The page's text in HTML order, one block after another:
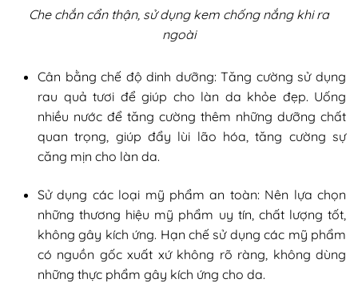
Che chắn cẩn thận, sử dụng kem chống nắng khi ra
ngoài
Cân bằng chế độ dinh dưỡng: Tăng cường sử dụng
rau quả tươi để giúp cho làn da khỏe đẹp. Uống
nhiều nước để tăng cường thêm những dưỡng chất
quan trọng, giúp đẩy lùi lão hóa, tăng cường sự
căng mịn cho làn da.
Sử dụng các loại mỹ phẩm an toàn: Nên lựa chọn
những thương hiệu mỹ phẩm uy tín, chất lượng tốt,
không gây kích ứng. Hạn chế sử dụng các mỹ phẩm
có nguồn gốc xuất xứ không rõ ràng, không dùng
những thực phẩm gây kích ứng cho da.